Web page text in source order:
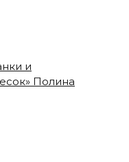
и
Полина